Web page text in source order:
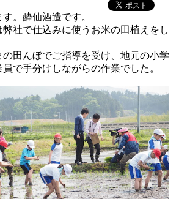
。酔仙酒造です。
社で仕込みに使うお米の田植えをし
田んぼでご指導を受け、地元の小学
で手分けしながらの作業でした。